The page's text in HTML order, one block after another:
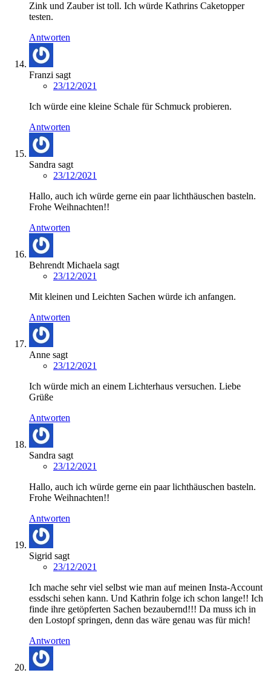
Zink und Zauber ist toll. Ich würde Kathrins Caketopper
testen.
Antworten
Franzi sagt
23/12/2021
Ich würde eine kleine Schale für Schmuck probieren.
Antworten
Sandra sagt
23/12/2021
Hallo, auch ich würde gerne ein paar lichthäuschen basteln.
Frohe Weihnachten!!
Antworten
Behrendt Michaela sagt
23/12/2021
Mit kleinen und Leichten Sachen würde ich anfangen.
Antworten
Anne sagt
23/12/2021
Ich würde mich an einem Lichterhaus versuchen. Liebe
Grüße
Antworten
Sandra sagt
23/12/2021
Hallo, auch ich würde gerne ein paar lichthäuschen basteln.
Frohe Weihnachten!!
Antworten
Sigrid sagt
23/12/2021
Ich mache sehr viel selbst wie man auf meinen Insta-Account
essdschi sehen kann. Und Kathrin folge ich schon lange!! Ich
finde ihre getöpferten Sachen bezaubernd!!! Da muss ich in
den Lostopf springen, denn das wäre genau was für mich!
Antworten